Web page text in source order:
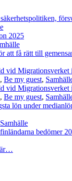
2025
att få rätt till
vid Migrationsverket
, Be my guest,
vid Migrationsverket
, Be my guest,
lön under
Samhälle
bedömer